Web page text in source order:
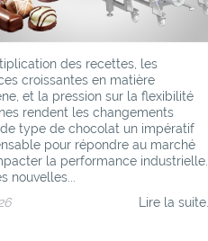
des recettes, les
croissantes en matière
et la pression sur la flexibilité
rendent les changements
type de chocolat un impératif
pour répondre au marché
la performance industrielle.
nouvelles...
Lire la suite...